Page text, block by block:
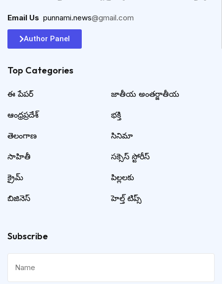
Email Us punnami.news@gmail.com
Author Panel
Top Categories​
ఈ పేపర్
ఆంధ్రప్రదేశ్
తెలంగాణ
సాహితీ
క్రైమ్
బిజినెస్
జాతీయ అంతర్జాతీయ
భక్తి
సినిమా
సక్సెస్ స్టోరీస్
పిల్లలకు
హెల్త్ టిప్స్
Subscribe